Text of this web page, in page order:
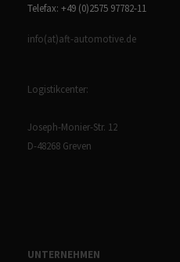
Telefax: +49 (0)2575 97782-11
info(at)aft-automotive.de
Logistikcenter:
Joseph-Monier-Str. 12
D-48268 Greven
UNTERNEHMEN